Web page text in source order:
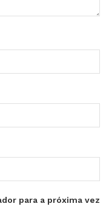
para a próxima vez